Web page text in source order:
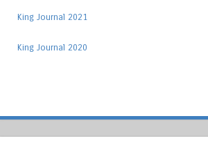
King Journal 2021
King Journal 2020